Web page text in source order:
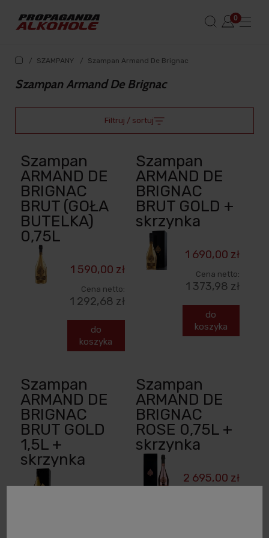
/ SZAMPANY / Szampan Armand De Brignac
Szampan Armand De Brignac
Filtruj / sortuj
Szampan
ARMAND DE
BRIGNAC
BRUT (GOŁA
BUTELKA)
0,75L
1 590,00 zł
Cena netto:
1 292,68 zł
do
koszyka
Szampan
ARMAND DE
BRIGNAC
BRUT GOLD +
skrzynka
1 690,00 zł
Cena netto:
1 373,98 zł
do
koszyka
Szampan
ARMAND DE
BRIGNAC
BRUT GOLD
1,5L +
skrzynka
Szampan
ARMAND DE
BRIGNAC
ROSE 0,75L +
skrzynka
2 695,00 zł